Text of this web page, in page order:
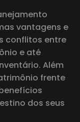
vantagens e
conflitos entre
e até
Além
frente
dos seus